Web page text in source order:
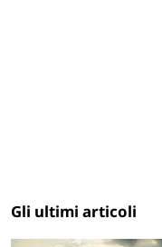
Gli ultimi articoli